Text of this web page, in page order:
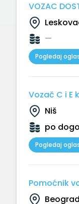
VOZAC
—
Pogledaj
Vozač C i E
Niš
po
Pogledaj
Pomoćnik
Beograd